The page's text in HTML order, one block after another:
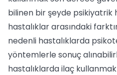
bilinen bir şeyde psikiyatrik
hastalıklar arasındaki
nedenli hastalıklarda
yöntemlerle sonuç
hastalıklarda ilaç